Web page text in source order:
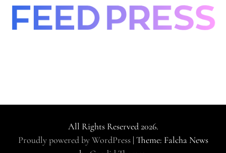
All Rights Reserved 2026.
Proudly powered by WordPress | Theme: Falcha News